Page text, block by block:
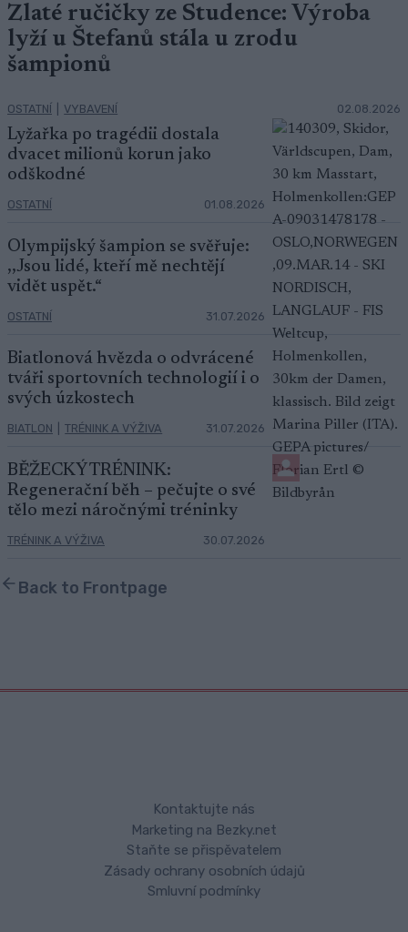
Zlaté ručičky ze Studence: Výroba
lyží u Štefanů stála u zrodu
šampionů
OSTATNÍ VYBAVENÍ 02.08.2026
Lyžařka po tragédii dostala
dvacet milionů korun jako
odškodné
OSTATNÍ 01.08.2026
Olympijský šampion se svěřuje:
,,Jsou lidé, kteří mě nechtějí
vidět uspět.“
OSTATNÍ 31.07.2026
Biatlonová hvězda o odvrácené
tváři sportovních technologií i o
svých úzkostech
BIATLON TRÉNINK A VÝŽIVA 31.07.2026
BĚŽECKÝ TRÉNINK:
Regenerační běh – pečujte o své
tělo mezi náročnými tréninky
TRÉNINK A VÝŽIVA 30.07.2026
Back to Frontpage
Kontaktujte nás
Marketing na Bezky.net
Staňte se přispěvatelem
Zásady ochrany osobních údajů
Smluvní podmínky